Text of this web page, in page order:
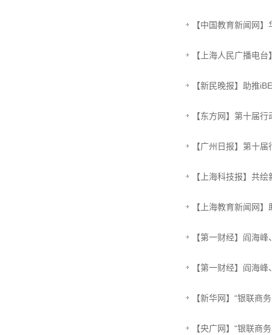
【中国教育新闻网
【上海人民广播电
【新民晚报】助推
【东方网】第十届
【广州日报】第十
【上海科技报】共
【上海教育新闻网
【第一财经】阎海
【第一财经】阎海
【新华网】“银联商
【央广网】“银联商